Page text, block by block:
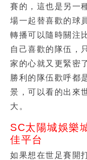
賽的，這也是另一
場一起替喜歡的球
轉播可以隨時關注
自己喜歡的隊伍，
家的心就又更緊密
勝利的隊伍歡呼都
景，可以看的出來
大。
SC太陽城娛樂
佳平台
如果想在世足賽開